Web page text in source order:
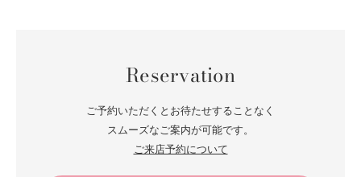
Reservation
ご予約いただくとお待たせすることなく
スムーズなご案内が可能です。
ご来店予約について